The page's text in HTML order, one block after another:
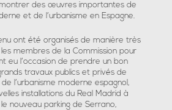
des œuvres importantes de
et de l’urbanisme en Espagne.
ont été organisés de manière très
membres de la Commission pour
eu l’occasion de prendre un bon
travaux publics et privés de
l’urbanisme moderne espagnol,
installations du Real Madrid à
nouveau parking de Serrano,